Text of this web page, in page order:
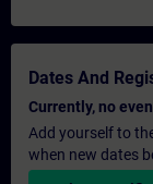
Dates And
Currently, no
Add yourself to
when new dates